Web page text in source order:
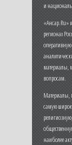
и
«Ансар.Ru»
регионах
материалы,
вопросам.
Материалы,
самую
наиболее